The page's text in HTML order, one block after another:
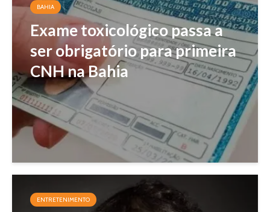
BAHIA
Exame toxicológico passa a
ser obrigatório para primeira
CNH na Bahia
ENTRETENIMENTO